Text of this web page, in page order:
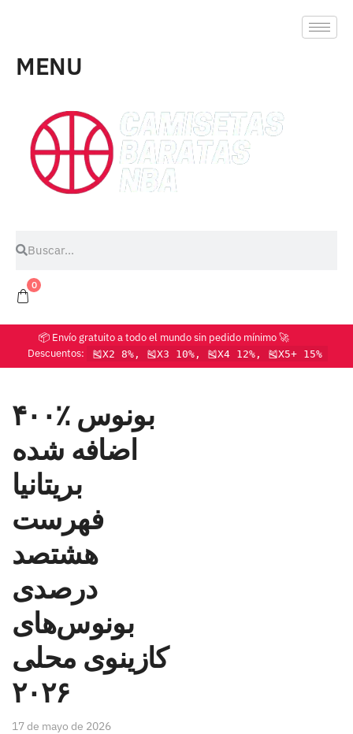
MENU
0
📦 Envío gratuito a todo el mundo sin pedido mínimo 🚀
Descuentos:
🎽X2 8%, 🎽X3 10%, 🎽X4 12%, 🎽X5+ 15%
۴۰۰٪ بونوس
اضافه شده
بریتانیا
فهرست
هشتصد
درصدی
بونوس‌های
کازینوی محلی
۲۰۲۶
17 de mayo de 2026